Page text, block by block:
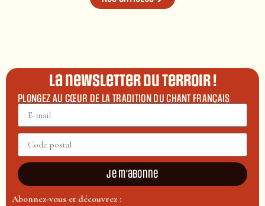
La newsletter du terroir !
PLONGEZ AU CŒUR DE LA TRADITION DU CHANT FRANÇAIS
Je m'abonne
Abonnez-vous et découvrez :